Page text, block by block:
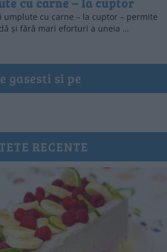
umplute cu carne – la cuptor – permite
și fără mari eforturi a uneia …
gasesti si pe
RECENTE